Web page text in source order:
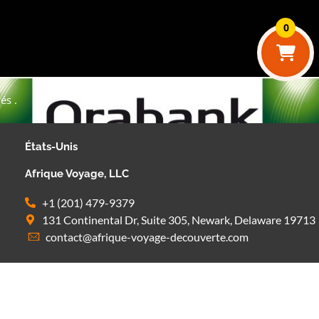
0
.
États-Unis
Afrique Voyage, LLC
+1 (201) 479-9379
131 Continental Dr, Suite 305, Newark, Delaware 19713
contact@afrique-voyage-decouverte.com